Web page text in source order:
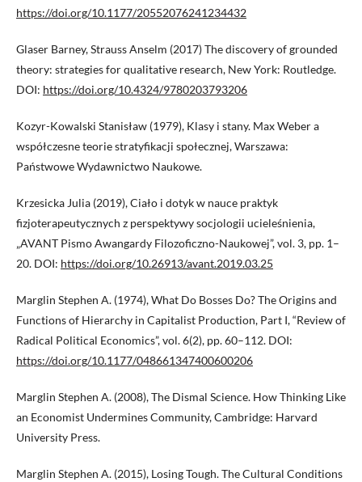
https://doi.org/10.1177/20552076241234432
Glaser Barney, Strauss Anselm (2017) The discovery of grounded
theory: strategies for qualitative research, New York: Routledge.
DOI: https://doi.org/10.4324/9780203793206
Kozyr-Kowalski Stanisław (1979), Klasy i stany. Max Weber a
współczesne teorie stratyfikacji społecznej, Warszawa:
Państwowe Wydawnictwo Naukowe.
Krzesicka Julia (2019), Ciało i dotyk w nauce praktyk
fizjoterapeutycznych z perspektywy socjologii ucieleśnienia,
„AVANT Pismo Awangardy Filozoficzno-Naukowej”, vol. 3, pp. 1–
20. DOI: https://doi.org/10.26913/avant.2019.03.25
Marglin Stephen A. (1974), What Do Bosses Do? The Origins and
Functions of Hierarchy in Capitalist Production, Part I, “Review of
Radical Political Economics”, vol. 6(2), pp. 60–112. DOI:
https://doi.org/10.1177/048661347400600206
Marglin Stephen A. (2008), The Dismal Science. How Thinking Like
an Economist Undermines Community, Cambridge: Harvard
University Press.
Marglin Stephen A. (2015), Losing Tough. The Cultural Conditions